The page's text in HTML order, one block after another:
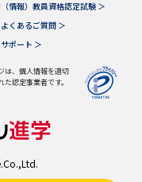
情報）教員資格認定試験 ＞
くあるご質問 ＞
ポート ＞
は、個人情報を適切
認定事業者です。